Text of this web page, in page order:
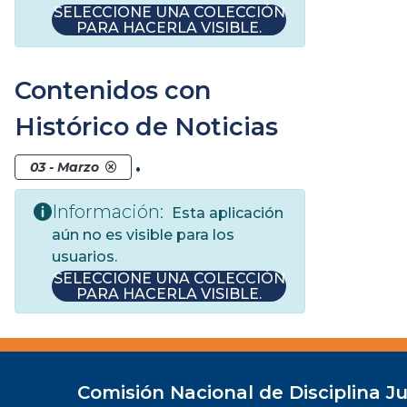
SELECCIONE UNA COLECCIÓN
PARA HACERLA VISIBLE.
Contenidos con
Histórico de Noticias
03 - Marzo .
Información:
Esta aplicación
aún no es visible para los
usuarios.
SELECCIONE UNA COLECCIÓN
PARA HACERLA VISIBLE.
Comisión Nacional de Disciplina